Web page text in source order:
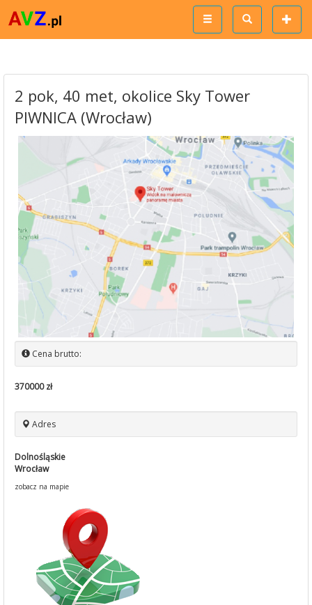
2 pok, 40 met, okolice Sky Tower
PIWNICA (Wrocław)
Cena brutto:
370000 zł
Adres
Dolnośląskie
Wrocław
zobacz na mapie